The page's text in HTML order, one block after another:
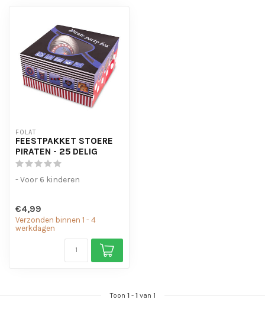
FOLAT
FEESTPAKKET STOERE
PIRATEN - 25 DELIG
- Voor 6 kinderen
€4,99
Verzonden binnen 1 - 4
werkdagen
Toon 1- 1van 1